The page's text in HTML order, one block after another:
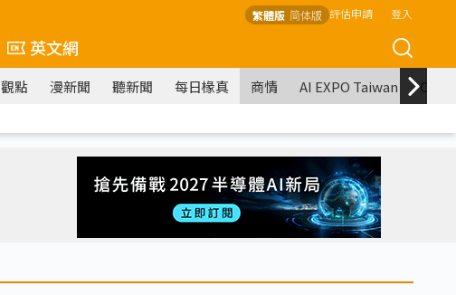
繁體版 简体版 評估申請 登入
英文網
觀點 漫新聞 聽新聞 每日椽真 商情 AI EXPO Taiwan